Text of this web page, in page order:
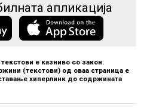
апликација
е казниво со закон.
(текстови) од оваа страница е
хиперлинк до содржината